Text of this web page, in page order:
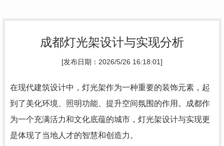
成都灯光架设计与实现分析
[发布日期：2026/5/26 16:18:01]
在现代建筑设计中，灯光架作为一种重要的装饰元素，起
到了美化环境、照明功能、提升空间氛围的作用。成都作
为一个充满活力和文化底蕴的城市，灯光架设计与实现更
是体现了当地人才的智慧和创造力。